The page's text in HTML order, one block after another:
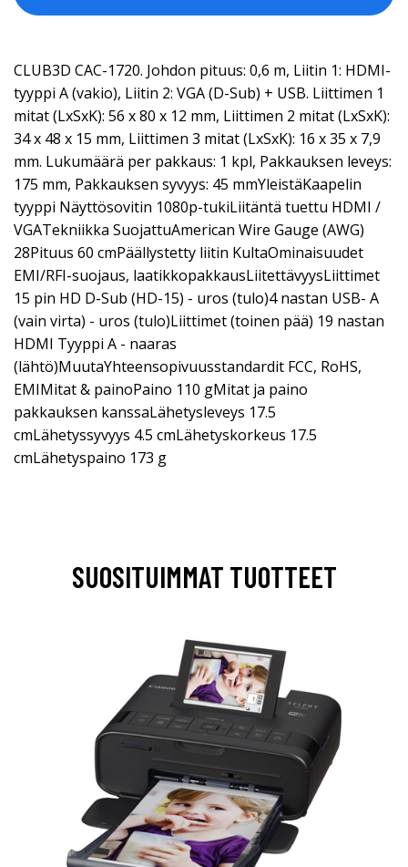
CLUB3D CAC-1720. Johdon pituus: 0,6 m, Liitin 1: HDMI-
tyyppi A (vakio), Liitin 2: VGA (D-Sub) + USB. Liittimen 1
mitat (LxSxK): 56 x 80 x 12 mm, Liittimen 2 mitat (LxSxK):
34 x 48 x 15 mm, Liittimen 3 mitat (LxSxK): 16 x 35 x 7,9
mm. Lukumäärä per pakkaus: 1 kpl, Pakkauksen leveys:
175 mm, Pakkauksen syvyys: 45 mmYleistäKaapelin
tyyppi Näyttösovitin 1080p-tukiLiitäntä tuettu HDMI /
VGATekniikka SuojattuAmerican Wire Gauge (AWG)
28Pituus 60 cmPäällystetty liitin KultaOminaisuudet
EMI/RFI-suojaus, laatikkopakkausLiitettävyysLiittimet
15 pin HD D-Sub (HD-15) - uros (tulo)4 nastan USB- A
(vain virta) - uros (tulo)Liittimet (toinen pää) 19 nastan
HDMI Tyyppi A - naaras
(lähtö)MuutaYhteensopivuusstandardit FCC, RoHS,
EMIMitat & painoPaino 110 gMitat ja paino
pakkauksen kanssaLähetysleveys 17.5
cmLähetyssyvyys 4.5 cmLähetyskorkeus 17.5
cmLähetyspaino 173 g
SUOSITUIMMAT TUOTTEET